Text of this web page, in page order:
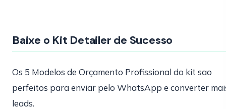
Baixe o Kit Detailer de Sucesso
Os 5 Modelos de Orçamento Profissional do kit sao
perfeitos para enviar pelo WhatsApp e converter
leads.